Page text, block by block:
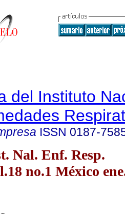
del Instituto
ISSN 0187-
Nal. Enf. Resp.
no.1 México